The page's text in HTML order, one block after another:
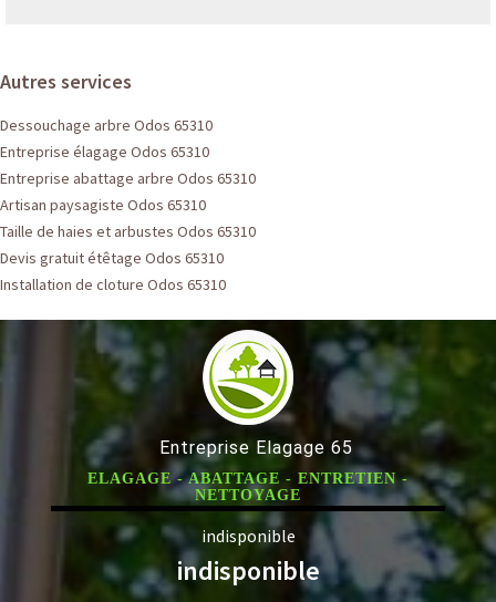
Autres services
Dessouchage arbre Odos 65310
Entreprise élagage Odos 65310
Entreprise abattage arbre Odos 65310
Artisan paysagiste Odos 65310
Taille de haies et arbustes Odos 65310
Devis gratuit étêtage Odos 65310
Installation de cloture Odos 65310
Entreprise Elagage 65
ELAGAGE - ABATTAGE - ENTRETIEN -
NETTOYAGE
indisponible
indisponible